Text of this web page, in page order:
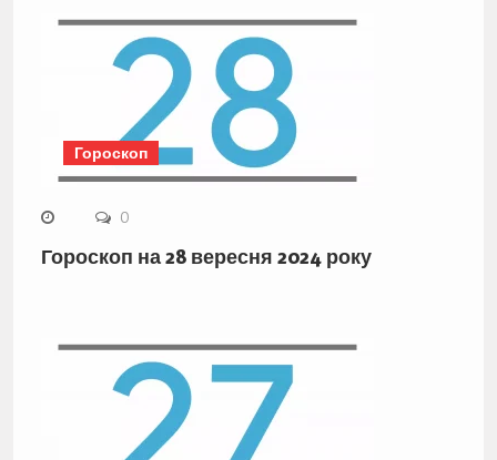
Гороскоп
0
Гороскоп на 28 вересня 2024 року